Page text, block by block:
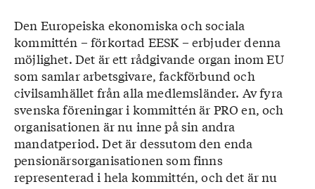
Den Europeiska ekonomiska och sociala
kommittén – förkortad EESK – erbjuder denna
möjlighet. Det är ett rådgivande organ inom EU
som samlar arbetsgivare, fackförbund och
civilsamhället från alla medlemsländer. Av fyra
svenska föreningar i kommittén är PRO en, och
organisationen är nu inne på sin andra
mandatperiod. Det är dessutom den enda
pensionärsorganisationen som finns
representerad i hela kommittén, och det är nu